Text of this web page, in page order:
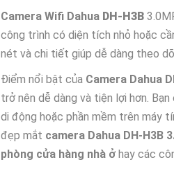
Camera Wifi Dahua DH-H3B
công trình có diện tích nhỏ hoặc
nét và chi tiết giúp dễ dàng theo
Điểm nổi bật của Camera Dahua
trở nên dễ dàng và tiện lợi hơn.
di động hoặc phần mềm trên máy
đẹp mắt camera Dahua DH-H3B
phòng cửa hàng nhà ở hay các